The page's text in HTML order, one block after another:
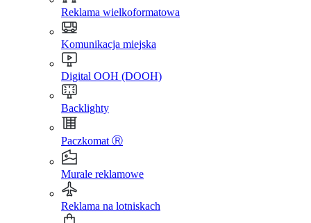
Reklama wielkoformatowa
Komunikacja miejska
Digital OOH (DOOH)
Backlighty
Paczkomat Ⓡ
Murale reklamowe
Reklama na lotniskach